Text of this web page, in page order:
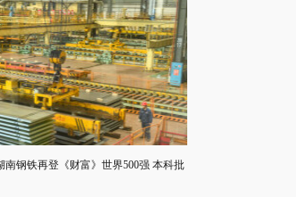
南钢铁再登《财富》世界500强 本科批